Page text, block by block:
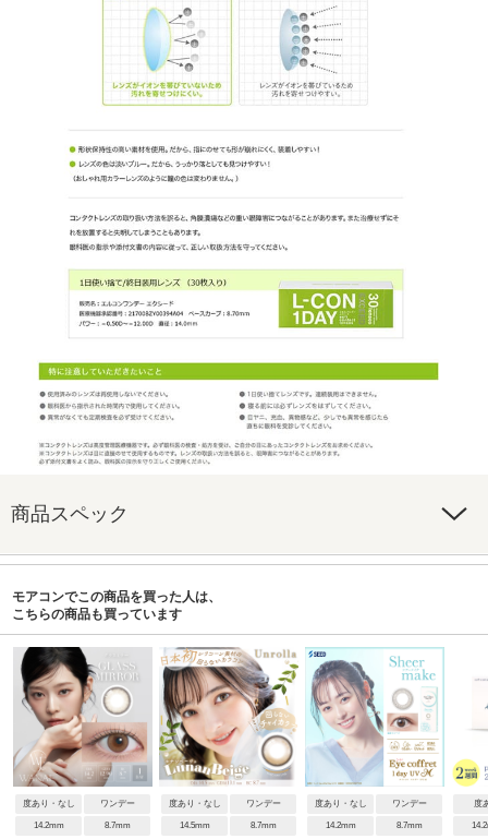
商品スペック
モアコンでこの商品を買った人は、
こちらの商品も買っています
度あり・なし ワンデー
14.2mm 8.7mm
度あり・なし ワンデー
14.5mm 8.7mm
度あり・なし ワンデー
14.2mm 8.7mm
度